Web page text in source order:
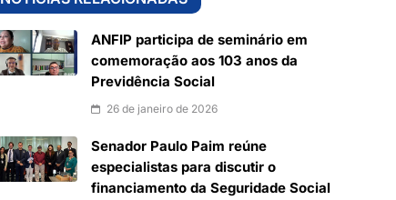
ANFIP participa de seminário em
comemoração aos 103 anos da
Previdência Social
26 de janeiro de 2026
Senador Paulo Paim reúne
especialistas para discutir o
financiamento da Seguridade Social